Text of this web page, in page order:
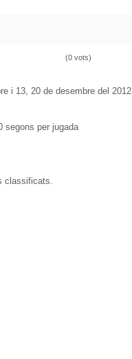
(0 vots)
i 13, 20 de desembre del 2012
segons per jugada
classificats.